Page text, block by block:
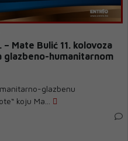
Mate Bulić 11. kolovoza
humanitarnom
glazbenu
koju Ma...